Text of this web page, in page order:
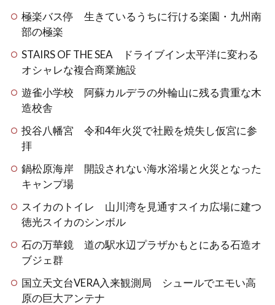
極楽バス停 生きているうちに行ける楽園・九州南
部の極楽
STAIRS OF THE SEA ドライブイン太平洋に変わる
オシャレな複合商業施設
遊雀小学校 阿蘇カルデラの外輪山に残る貴重な木
造校舎
投谷八幡宮 令和4年火災で社殿を焼失し仮宮に参
拝
鍋松原海岸 開設されない海水浴場と火災となった
キャンプ場
スイカのトイレ 山川湾を見通すスイカ広場に建つ
徳光スイカのシンボル
石の万華鏡 道の駅水辺プラザかもとにある石造オ
ブジェ群
国立天文台VERA入来観測局 シュールでエモい高
原の巨大アンテナ